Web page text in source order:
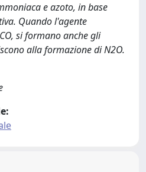
e azoto, in base
Quando l'agente
si formano anche gli
alla formazione di N2O.